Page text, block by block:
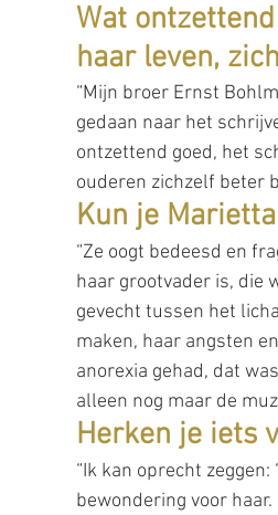
Wat
haar leven,
“Mijn broer Ernst
gedaan naar het
ontzettend goed, het
ouderen zichzelf beter
Kun je
“Ze oogt bedeesd en
haar grootvader is, die
gevecht tussen het
maken, haar angsten
anorexia gehad, dat
alleen nog maar de
Herken je iets
“Ik kan oprecht
bewondering voor